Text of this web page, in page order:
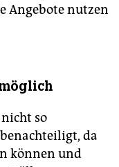
Angebote nutzen
so
da
können und